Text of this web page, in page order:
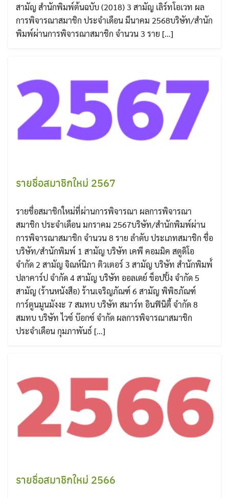
Search
for:
สามัญ สำนักพิมพ์ต้นฉบับ (2018) 3 สามัญ เลิร์ทโอเวท ผล
การพิจารณาสมาชิก ประจำเดือน มีนาคม 2568บริษัท/สำนัก
พิมพ์ผ่านการพิจารณาสมาชิก จำนวน 3 ราย […]
รายชื่อสมาชิกใหม่ 2567
รายชื่อสมาชิกใหม่ที่ผ่านการพิจารณา ผลการพิจารณา
สมาชิก ประจำเดือน มกราคม 2567บริษัท/สำนักพิมพ์ผ่าน
การพิจารณาสมาชิก จำนวน 8 ราย ลำดับ ประเภทสมาชิก ชื่อ
บริษัท/สำนักพิมพ์ 1 สามัญ บริษัท เคพี คอมมิค สตูดิโอ
จำกัด 2 สามัญ จิณห์นิภา ติวเตอร์ 3 สามัญ บริษัท สำนักพิมพ์์
ปลาคาร์ป จำกัด 4 สามัญ บริษัท ออลเดย์ ช็อปปิ้ง จำกัด 5
สามัญ (ร้านหนังสือ) ร้านเจริญภัณฑ์ 6 สามัญ พิพิธภัณฑ์
การ์ตูนมูนมังงะ 7 สมทบ บริษัท สมาร์ท อินฟินิตี้ จำกัด 8
สมทบ บริษัท ไวซ์ บ๊อกซ์ จำกัด ผลการพิจารณาสมาชิก
ประจำเดือน กุมภาพันธ์ […]
รายชื่อสมาชิกใหม่ 2566